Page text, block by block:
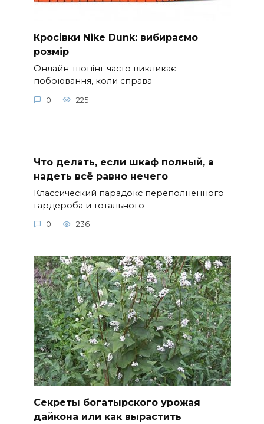
Кросівки Nike Dunk: вибираємо
розмір
Онлайн-шопінг часто викликає
побоювання, коли справа
0 225
Что делать, если шкаф полный, а
надеть всё равно нечего
Классический парадокс переполненного
гардероба и тотального
0 236
Секреты богатырского урожая
дайкона или как вырастить